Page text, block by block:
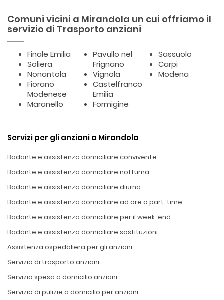
Comuni vicini a Mirandola un cui offriamo il
servizio di Trasporto anziani
Finale Emilia
Soliera
Nonantola
Fiorano
Modenese
Maranello
Pavullo nel
Frignano
Vignola
Castelfranco
Emilia
Formigine
Sassuolo
Carpi
Modena
Servizi per gli anziani a Mirandola
Badante e assistenza domiciliare convivente
Badante e assistenza domiciliare notturna
Badante e assistenza domiciliare diurna
Badante e assistenza domiciliare ad ore o part-time
Badante e assistenza domiciliare per il week-end
Badante e assistenza domiciliare sostituzioni
Assistenza ospedaliera per gli anziani
Servizio di trasporto anziani
Servizio spesa a domicilio anziani
Servizio di pulizie a domicilio per anziani